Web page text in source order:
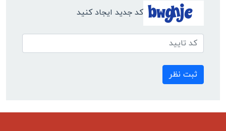
کد جدید ایجاد کنید
ثبت نظر